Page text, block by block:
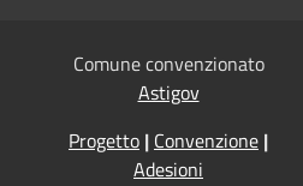
Comune convenzionato
Astigov
Progetto | Convenzione |
Adesioni